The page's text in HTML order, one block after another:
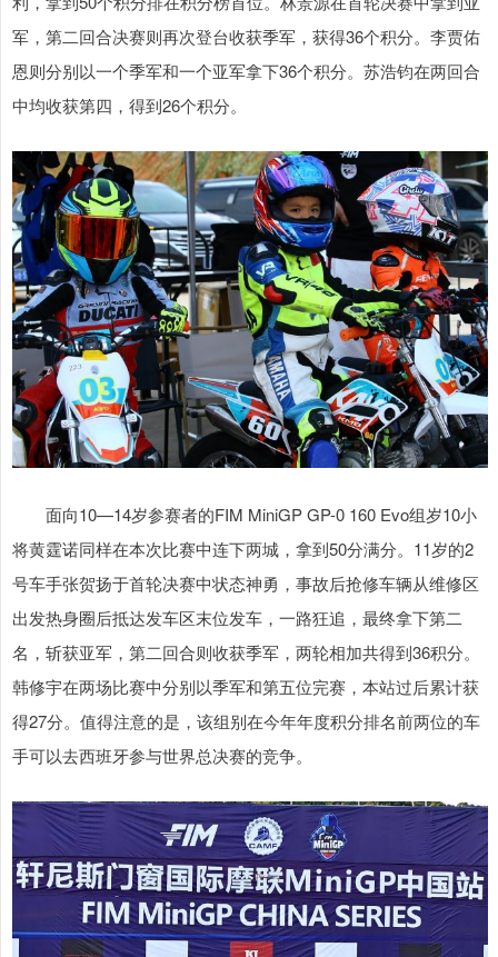
军，第二回合决赛则再次登台收获季军，获得36个积分。李贾佑
恩则分别以一个季军和一个亚军拿下36个积分。苏浩钧在两回合
中均收获第四，得到26个积分。
面向10—14岁参赛者的FIM MiniGP GP-0 160 Evo组岁10小
将黄霆诺同样在本次比赛中连下两城，拿到50分满分。11岁的2
号车手张贺扬于首轮决赛中状态神勇，事故后抢修车辆从维修区
出发热身圈后抵达发车区末位发车，一路狂追，最终拿下第二
名，斩获亚军，第二回合则收获季军，两轮相加共得到36积分。
韩修宇在两场比赛中分别以季军和第五位完赛，本站过后累计获
得27分。值得注意的是，该组别在今年年度积分排名前两位的车
手可以去西班牙参与世界总决赛的竞争。